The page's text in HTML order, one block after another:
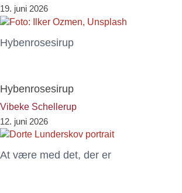
19. juni 2026
Hybenrosesirup
Hybenrosesirup
Vibeke Schellerup
12. juni 2026
At være med det, der er